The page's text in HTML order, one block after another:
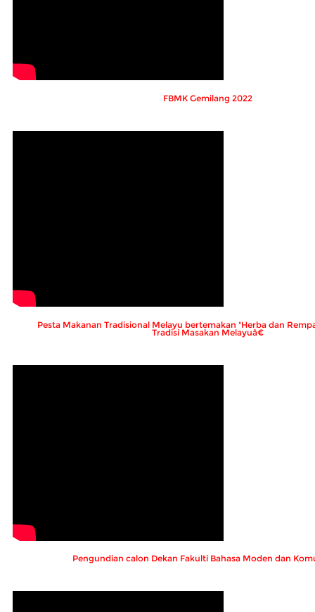
FBMK Gemilang 2022
Pesta Makanan Tradisional Melayu bertemakan "Herba dan
Tradisi Masakan Melayuâ€
Pengundian calon Dekan Fakulti Bahasa Moden dan